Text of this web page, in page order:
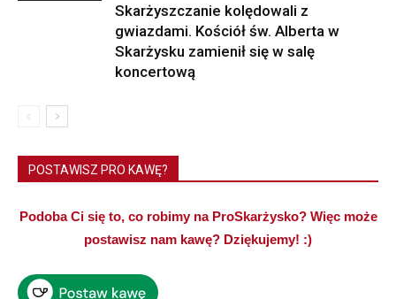
Skarżyszczanie kolędowali z
gwiazdami. Kościół św. Alberta w
Skarżysku zamienił się w salę
koncertową
POSTAWISZ PRO KAWĘ?
Podoba Ci się to, co robimy na ProSkarżysko? Więc może
postawisz nam kawę? Dziękujemy! :)